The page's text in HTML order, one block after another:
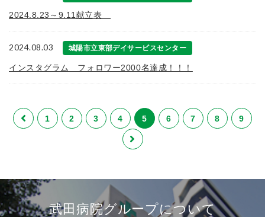
2024.8.23～9.11献立表
2024.08.03 城陽市立東部デイサービスセンター
インスタグラム フォロワー2000名達成！！！
1 2 3 4 5 6 7 8 9
武田病院グループについて